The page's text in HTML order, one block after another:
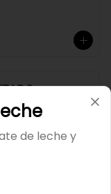
200
de leche y